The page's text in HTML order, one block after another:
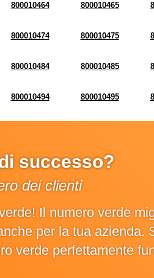
800010464 800010465
800010474 800010475
800010484 800010485
800010494 800010495
successo?
dei clienti
Il numero verde
per la tua azienda.
verde perfettamente